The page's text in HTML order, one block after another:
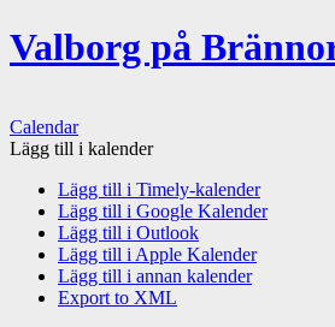
Valborg på
Calendar
Lägg till i kalender
Lägg till i Timely-kalender
Lägg till i Google Kalender
Lägg till i Outlook
Lägg till i Apple Kalender
Lägg till i annan kalender
Export to XML